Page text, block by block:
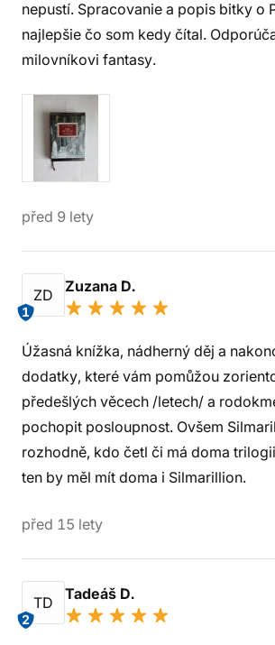
nepustí. Spracovanie a popis bitky o
najlepšie čo som kedy čítal.
milovníkovi fantasy.
před 9 lety
ZD
1
Zuzana D.
Úžasná knížka, nádherný děj a
dodatky, které vám pomůžou
předešlých věcech /letech/ a
pochopit posloupnost. Ovšem
rozhodně, kdo četl či má doma
ten by měl mít doma i Silmarillion.
před 15 lety
TD
2
Tadeáš D.